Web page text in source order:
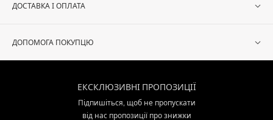
ДОСТАВКА І ОПЛАТА
ДОПОМОГА ПОКУПЦЮ
ЕКСКЛЮЗИВНІ ПРОПОЗИЦІЇ
Підпишіться, щоб не пропускати
від нас пропозиції про знижки